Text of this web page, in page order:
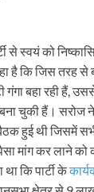
से स्वयं को
है कि जिस तरह से
गंगा बहा रही हैं,
चुकी हैं। सरोज ने
हुई थी जिसमें सभी
मांग कर लाने
कि पार्टी के